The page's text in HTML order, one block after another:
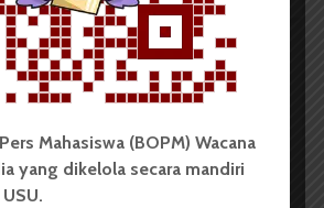
2026, Dorong Inovasi
Sektor
Mahasiswa (BOPM) Wacana
yang dikelola secara mandiri